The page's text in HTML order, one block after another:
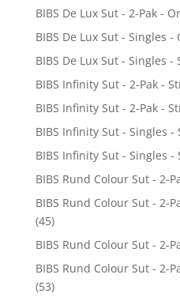
BIBS De Lux Sut - 2-Pak -
BIBS De Lux Sut - Singles
BIBS De Lux Sut - Singles
BIBS Infinity Sut - 2-Pak -
BIBS Infinity Sut - 2-Pak -
BIBS Infinity Sut - Singles -
BIBS Infinity Sut - Singles -
BIBS Rund Colour Sut - 2-
BIBS Rund Colour Sut - 2-
(45)
BIBS Rund Colour Sut - 2-
BIBS Rund Colour Sut - 2-
(53)